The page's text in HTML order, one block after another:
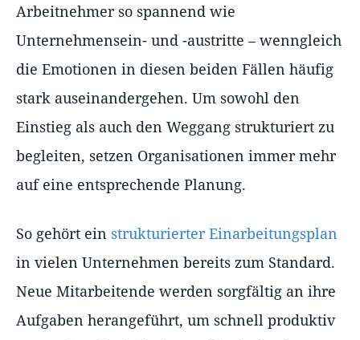
Arbeitnehmer so spannend wie
Unternehmensein- und -austritte – wenngleich
die Emotionen in diesen beiden Fällen häufig
stark auseinandergehen. Um sowohl den
Einstieg als auch den Weggang strukturiert zu
begleiten, setzen Organisationen immer mehr
auf eine entsprechende Planung.
So gehört ein strukturierter Einarbeitungsplan
in vielen Unternehmen bereits zum Standard.
Neue Mitarbeitende werden sorgfältig an ihre
Aufgaben herangeführt, um schnell produktiv